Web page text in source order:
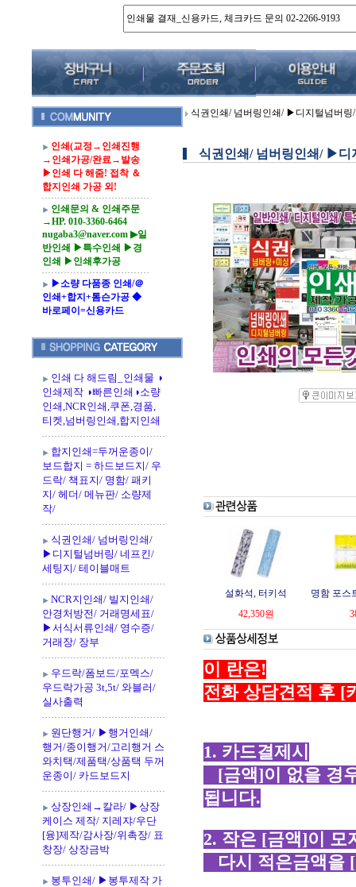
인쇄(교정→인쇄진행
→인쇄가공/완료→발송
▶인쇄 다 해줌! 접착 ＆
합지인쇄 가공 외!
인쇄문의 & 인쇄주문
→HP. 010-3360-6464
nugaba3@naver.com ▶일
반인쇄 ▶특수인쇄 ▶경
인쇄 ▶인쇄후가공
▶소량 다품종 인쇄/＠
인쇄+합지+톰슨가공 ◆
바로페이=신용카드
인쇄 다 해드림_인쇄물 ◑
인쇄제작 ◑빠른인쇄◑소량
인쇄,NCR인쇄,쿠폰,경품,
티켓,넘버링인쇄,합지인쇄
합지인쇄=두꺼운종이/
보드합지 = 하드보드지/ 우
드락/ 책표지/ 명함/ 패키
지/ 헤더/ 메뉴판/ 소량제
작/
식권인쇄/ 넘버링인쇄/
▶디지털넘버링/ 네프킨/
세팅지/ 테이블매트
NCR지인쇄/ 빌지인쇄/
안경처방전/ 거래명세표/
▶서식서류인쇄/ 영수증/
거래장/ 장부
우드락/폼보드/포멕스/
우드락가공 3t,5t/ 와블러/
실사출력
원단행거/ ▶행거인쇄/
행거/종이행거/고리행거 스
와치택/제품택/상품택 두꺼
운종이/ 카드보드지
상장인쇄→칼라/ ▶상장
케이스 제작/ 지레쟈/우단
[융]제작/감사장/위촉장/ 표
창장/ 상장금박
봉투인쇄/ ▶봉투제작 가
식권인쇄/ 넘버링인쇄/ ▶디지털넘버링
식권인쇄/ 넘버링인쇄/ ▶디
설화석, 터키석
명함 포스
42,350원
이 란은!
전화 상담견적 후 [
1. 카드결제시
[금액]이 없을 경
됩니다.
2. 작은 [금액]이 모
다시 적은금액을